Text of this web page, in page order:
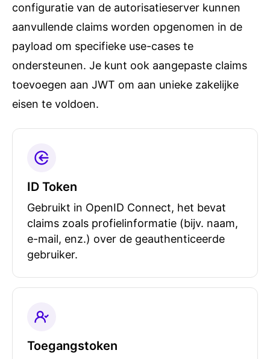
configuratie van de autorisatieserver kunnen
aanvullende claims worden opgenomen in de
payload om specifieke use-cases te
ondersteunen. Je kunt ook aangepaste claims
toevoegen aan JWT om aan unieke zakelijke
eisen te voldoen.
ID Token
Gebruikt in OpenID Connect, het bevat
claims zoals profielinformatie (bijv. naam,
e-mail, enz.) over de geauthenticeerde
gebruiker.
Toegangstoken